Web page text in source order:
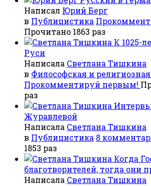
Написал Юрий Берг
в Публицистика
Прочитано 1863 раз
К 1025-
Руси
Написала Светлана Тишкина
в Философская и
Прокомментируй первым!
раз
Журавлевой
Написала Светлана Тишкина
в Публицистика 8
1853 раз
Когда
благотворителей, тогда они
Написала Светлана Тишкина